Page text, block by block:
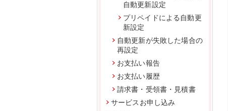
自動更新設定
プリペイドによる自動更
新設定
自動更新が失敗した場合の
再設定
お支払い報告
お支払い履歴
請求書・受領書・見積書
サービスお申し込み